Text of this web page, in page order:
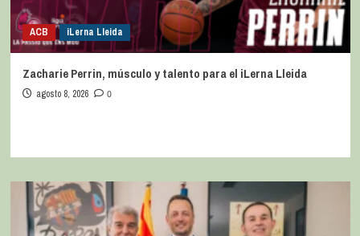
ACB iLerna Lleida
Zacharie Perrin, músculo y talento para el iLerna Lleida
agosto 8, 2026 0